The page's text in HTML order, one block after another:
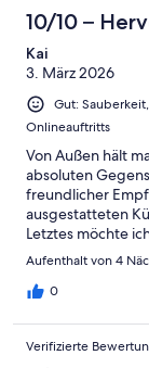
10/10 –
Kai
3. März 2026
Gut:
Onlineauftritts
Von Außen hält
absoluten
freundlicher
ausgestatteten
Letztes möchte
wenn die Bäume
Aufenthalt von 4
0
Verifizierte